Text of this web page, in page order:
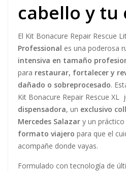
cabello y tu
El Kit Bonacure Repair Rescue
Professional es una poderosa
intensiva en tamaño
para restaurar, fortalecer y
dañado o sobreprocesado.
Kit Bonacure Repair Rescue XL
dispensadora, un exclusivo
Mercedes Salazar y un práctico
formato viajero para que el
acompañe donde vayas.
Formulado con tecnología de